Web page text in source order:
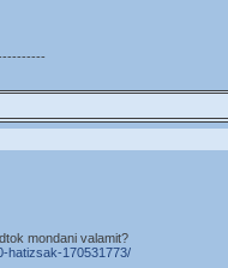
mondani valamit?
hatizsak-170531773/